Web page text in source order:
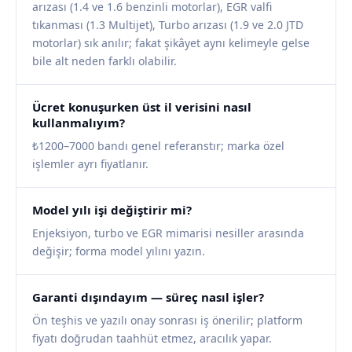
arızası (1.4 ve 1.6 benzinli motorlar), EGR valfi
tıkanması (1.3 Multijet), Turbo arızası (1.9 ve 2.0 JTD
motorlar) sık anılır; fakat şikâyet aynı kelimeyle gelse
bile alt neden farklı olabilir.
Ücret konuşurken üst il verisini nasıl
kullanmalıyım?
₺1200–7000 bandı genel referanstır; marka özel
işlemler ayrı fiyatlanır.
Model yılı işi değiştirir mi?
Enjeksiyon, turbo ve EGR mimarisi nesiller arasında
değişir; forma model yılını yazın.
Garanti dışındayım — süreç nasıl işler?
Ön teşhis ve yazılı onay sonrası iş önerilir; platform
fiyatı doğrudan taahhüt etmez, aracılık yapar.